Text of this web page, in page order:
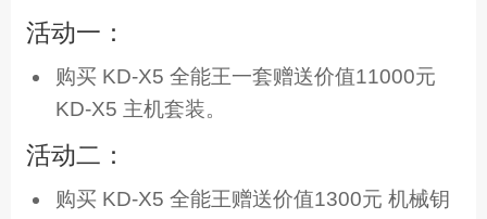
活动一：
购买 KD-X5 全能王一套赠送价值11000元
KD-X5 主机套装。
活动二：
购买 KD-X5 全能王赠送价值1300元 机械钥